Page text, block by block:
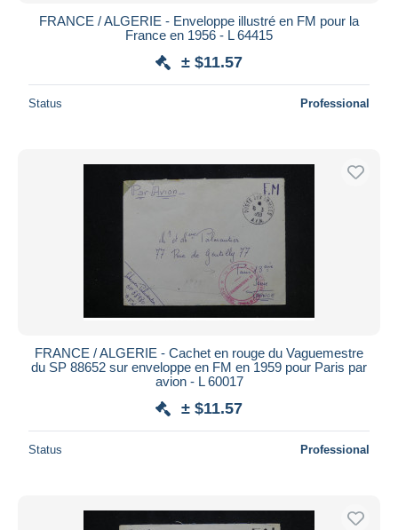
FRANCE / ALGERIE - Enveloppe illustré en FM pour la
France en 1956 - L 64415
± $11.57
Status Professional
FRANCE / ALGERIE - Cachet en rouge du Vaguemestre
du SP 88652 sur enveloppe en FM en 1959 pour Paris par
avion - L 60017
± $11.57
Status Professional